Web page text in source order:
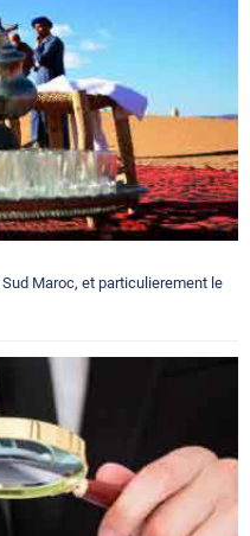
Maroc, et particulierement le